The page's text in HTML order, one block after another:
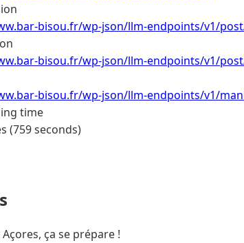
bisou.fr/wp-json/llm-endpoints/v1/
bisou.fr/wp-json/llm-endpoints/v1/
bisou.fr/wp-json/llm-endpoints/v1/
time
(759 seconds)
ça se prépare !